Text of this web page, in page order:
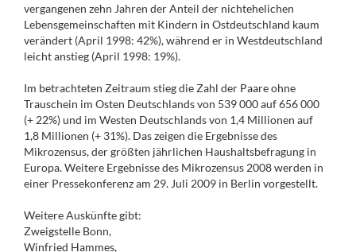
vergangenen zehn Jahren der Anteil der nicht­ehelichen
Lebensgemeinschaften mit Kindern in Ostdeutschland kaum
verändert (April 1998: 42%), während er in Westdeutschland
leicht anstieg (April 1998: 19%).
Im betrachteten Zeitraum stieg die Zahl der Paare ohne
Trauschein im Osten Deutsch­lands von 539 000 auf 656 000
(+ 22%) und im Westen Deutschlands von 1,4 Millionen auf
1,8 Millionen (+ 31%). Das zeigen die Ergebnisse des
Mikrozensus, der größten jährlichen Haushaltsbefragung in
Europa. Weitere Ergebnisse des Mikrozensus 2008 werden in
einer Pressekonferenz am 29. Juli 2009 in Berlin vorgestellt.
Weitere Auskünfte gibt:
Zweigstelle Bonn,
Winfried Hammes,